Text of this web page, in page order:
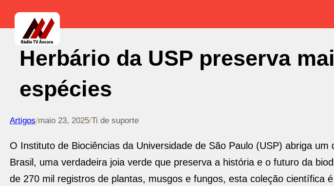
Herbário da USP preserva
espécies
Artigos/maio 23, 2025/Ti de suporte
O Instituto de Biociências da Universidade de São Paulo (USP) abriga
Brasil, uma verdadeira joia verde que preserva a história e o futuro da
de 270 mil registros de plantas, musgos e fungos, esta coleção científica